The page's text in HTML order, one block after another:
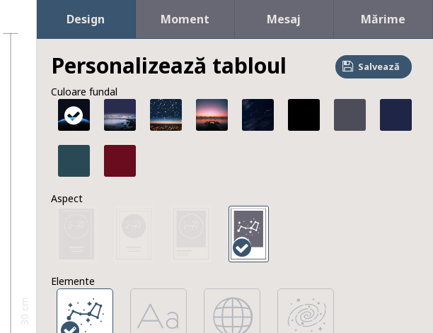
30 cm
Design Moment Mesaj Mărime
Salvează
Personalizează tabloul
Culoare fundal
Aspect
Elemente